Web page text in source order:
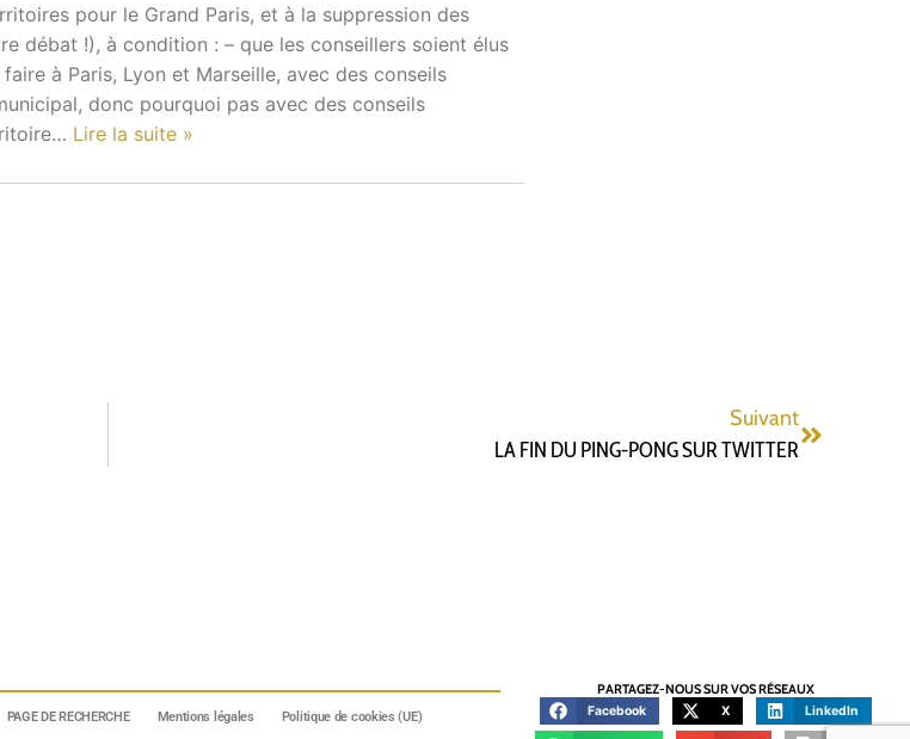
pour le Grand Paris, et à la suppression des
débat !), à condition : – que les conseillers soient élus
à Paris, Lyon et Marseille, avec des conseils
donc pourquoi pas avec des conseils
… Lire la suite »
Suivant
LA FIN DU PING-PONG SUR TWITTER
PAGE DE RECHERCHE Mentions légales Politique de cookies (UE)
PARTAGEZ-NOUS SUR VOS RÉSEAUX
Facebook X LinkedIn